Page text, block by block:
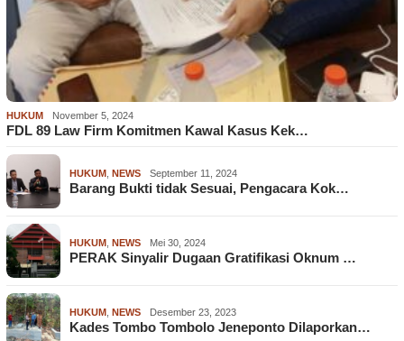
HUKUM November 5, 2024
FDL 89 Law Firm Komitmen Kawal Kasus Kek…
HUKUM NEWS September 11, 2024
Barang Bukti tidak Sesuai, Pengacara Kok…
HUKUM NEWS Mei 30, 2024
PERAK Sinyalir Dugaan Gratifikasi Oknum …
HUKUM NEWS Desember 23, 2023
Kades Tombo Tombolo Jeneponto Dilaporkan…